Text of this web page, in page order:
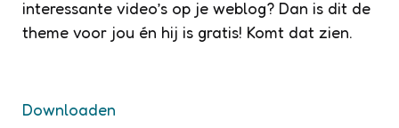
interessante video’s op je weblog? Dan is dit de
theme voor jou én hij is gratis! Komt dat zien.
Downloaden